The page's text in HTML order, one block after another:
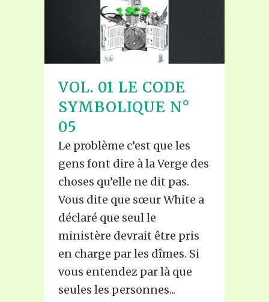
VOL. 01 LE CODE
SYMBOLIQUE N°
05
Le problème c’est que les
gens font dire à la Verge des
choses qu’elle ne dit pas.
Vous dite que sœur White a
déclaré que seul le
ministère devrait être pris
en charge par les dîmes. Si
vous entendez par là que
seules les personnes...